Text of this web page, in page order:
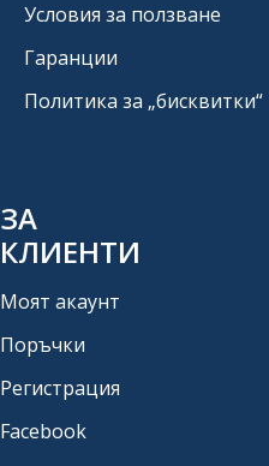
Условия за ползване
Гаранции
Политика за „бисквитки“
ЗА
КЛИЕНТИ
Моят акаунт
Поръчки
Регистрация
Facebook